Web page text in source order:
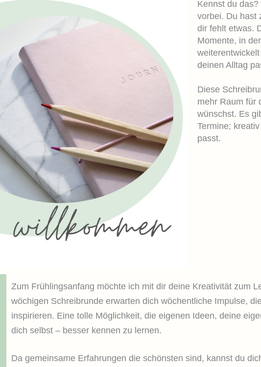
Kennst du
vorbei. Du hast
dir fehlt etwas.
Momente, in
deinen Alltag
Diese
mehr Raum für
wünschst. Es
Termine;
passt.
Zum Frühlingsanfang möchte ich mit dir deine Kreativität zum
wöchigen Schreibrunde erwarten dich wöchentliche Impulse,
inspirieren. Eine tolle Möglichkeit, die eigenen Ideen, deine
dich selbst – besser kennen zu lernen.
Da gemeinsame Erfahrungen die schönsten sind, kannst du